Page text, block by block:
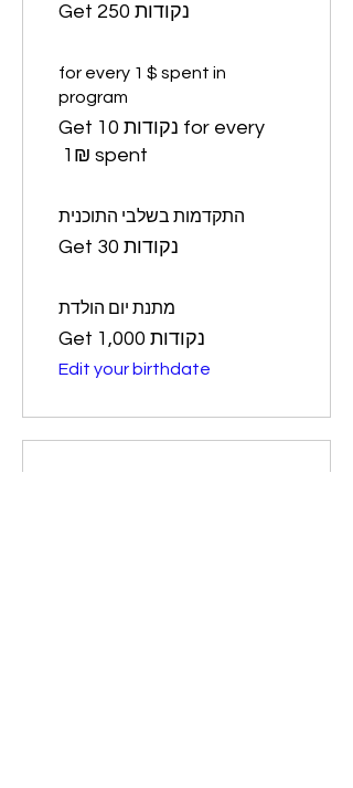
Get 250 נקודות
for every 1 $ spent in
program
Get 10 נקודות for every
‏1 ‏₪ spent
התקדמות בשלבי התוכנית
Get 30 נקודות
מתנת יום הולדת
Get 1,000 נקודות
Edit your birthdate